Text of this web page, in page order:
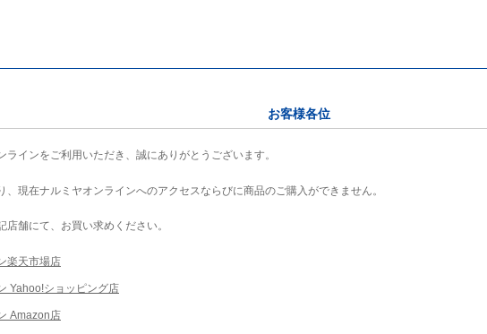
お客様各位
ラインをご利用いただき、誠にありがとうございます。
、現在ナルミヤオンラインへのアクセスならびに商品のご購入ができません。
店舗にて、お買い求めください。
楽天市場店
Yahoo!ショッピング店
Amazon店